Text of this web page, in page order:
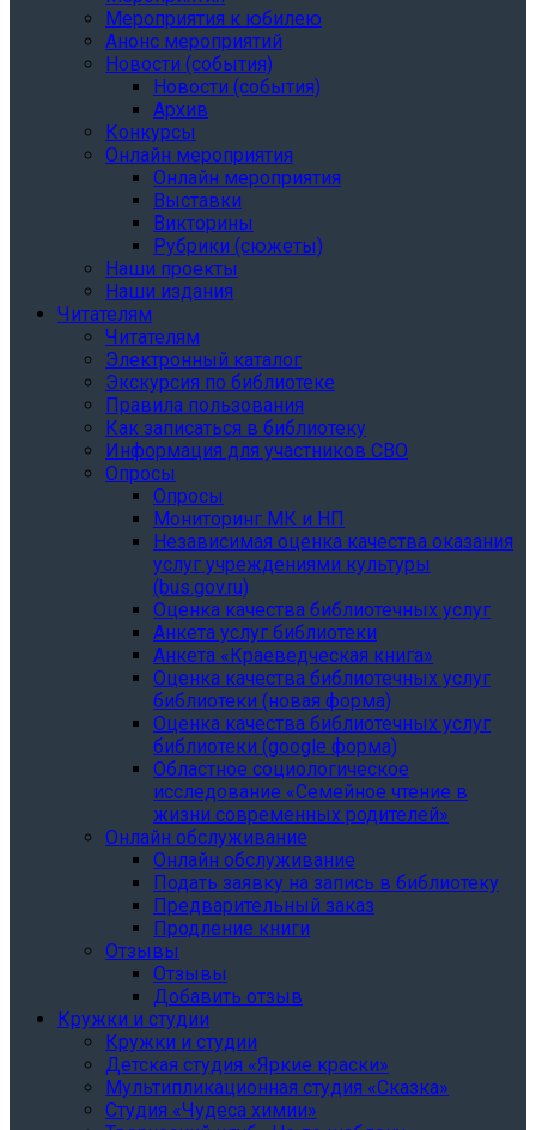
Мероприятия к юбилею
Анонс мероприятий
Новости (события)
Новости (события)
Архив
Конкурсы
Онлайн мероприятия
Онлайн мероприятия
Выставки
Викторины
Рубрики (сюжеты)
Наши проекты
Наши издания
Читателям
Читателям
Электронный каталог
Экскурсия по библиотеке
Правила пользования
Как записаться в библиотеку
Информация для участников СВО
Опросы
Опросы
Мониторинг МК и НП
Независимая оценка качества оказания
услуг учреждениями культуры
(bus.gov.ru)
Оценка качества библиотечных услуг
Анкета услуг библиотеки
Анкета «Краеведческая книга»
Oценка качества библиотечных услуг
библиотеки (новая форма)
Oценка качества библиотечных услуг
библиотеки (google форма)
Областное социологическое
исследование «Семейное чтение в
жизни современных родителей»
Онлайн обслуживание
Онлайн обслуживание
Подать заявку на запись в библиотеку
Предварительный заказ
Продление книги
Отзывы
Отзывы
Добавить отзыв
Кружки и студии
Кружки и студии
Детская студия «Яркие краски»
Мультипликационная студия «Сказка»
Студия «Чудеса химии»